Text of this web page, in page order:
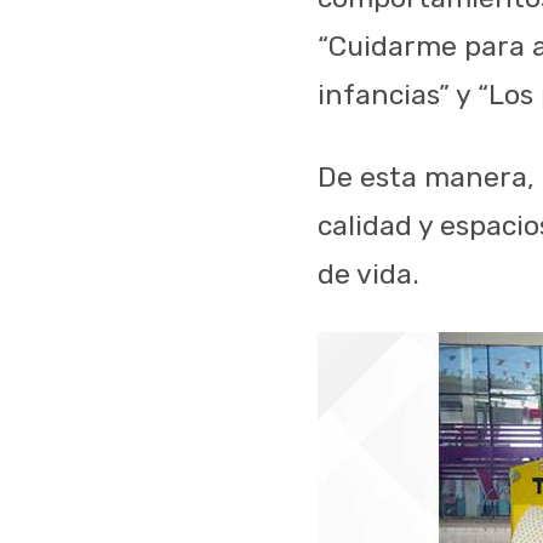
“Cuidarme para
infancias” y
De esta
calidad y
de vida.